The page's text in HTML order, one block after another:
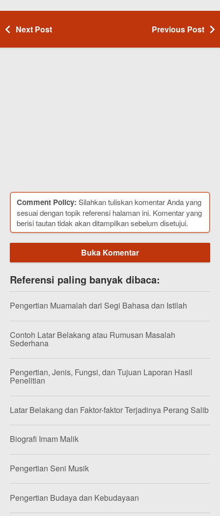
Next Post Previous Post
Comment Policy: Silahkan tuliskan komentar Anda yang
sesuai dengan topik referensi halaman ini. Komentar yang
berisi tautan tidak akan ditampilkan sebelum disetujui.
Buka Komentar
Referensi paling banyak dibaca:
Pengertian Muamalah dari Segi Bahasa dan Istilah
Contoh Latar Belakang atau Rumusan Masalah
Sederhana
Pengertian, Jenis, Fungsi, dan Tujuan Laporan Hasil
Penelitian
Latar Belakang dan Faktor-faktor Terjadinya Perang Salib
Biografi Imam Malik
Pengertian Seni Musik
Pengertian Budaya dan Kebudayaan